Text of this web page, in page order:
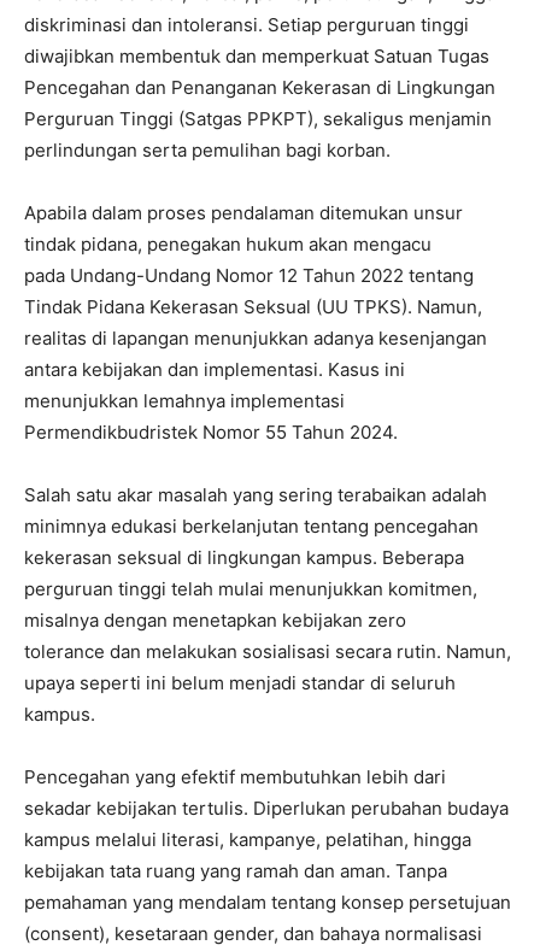
diskriminasi dan intoleransi. Setiap perguruan tinggi
diwajibkan membentuk dan memperkuat Satuan Tugas
Pencegahan dan Penanganan Kekerasan di Lingkungan
Perguruan Tinggi (Satgas PPKPT), sekaligus menjamin
perlindungan serta pemulihan bagi korban.
Apabila dalam proses pendalaman ditemukan unsur
tindak pidana, penegakan hukum akan mengacu
pada Undang-Undang Nomor 12 Tahun 2022 tentang
Tindak Pidana Kekerasan Seksual (UU TPKS). Namun,
realitas di lapangan menunjukkan adanya kesenjangan
antara kebijakan dan implementasi. Kasus ini
menunjukkan lemahnya implementasi
Permendikbudristek Nomor 55 Tahun 2024.
Salah satu akar masalah yang sering terabaikan adalah
minimnya edukasi berkelanjutan tentang pencegahan
kekerasan seksual di lingkungan kampus. Beberapa
perguruan tinggi telah mulai menunjukkan komitmen,
misalnya dengan menetapkan kebijakan zero
tolerance dan melakukan sosialisasi secara rutin. Namun,
upaya seperti ini belum menjadi standar di seluruh
kampus.
Pencegahan yang efektif membutuhkan lebih dari
sekadar kebijakan tertulis. Diperlukan perubahan budaya
kampus melalui literasi, kampanye, pelatihan, hingga
kebijakan tata ruang yang ramah dan aman. Tanpa
pemahaman yang mendalam tentang konsep persetujuan
(consent), kesetaraan gender, dan bahaya normalisasi